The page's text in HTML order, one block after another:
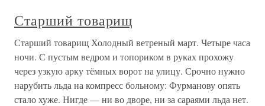
Старший товарищ
Старший товарищ Холодный ветреный март. Четыре часа
ночи. С пустым ведром и топориком в руках прохожу
через узкую арку тёмных ворот на улицу. Срочно нужно
нарубить льда на компресс больному: Фурманову опять
стало хуже. Нигде — ни во дворе, ни за сараями льда нет.